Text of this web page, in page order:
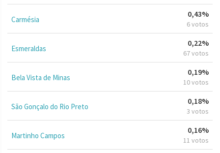
Carmésia
0,43%
6 votos
Esmeraldas
0,22%
67 votos
Bela Vista de Minas
0,19%
10 votos
São Gonçalo do Rio Preto
0,18%
3 votos
Martinho Campos
0,16%
11 votos